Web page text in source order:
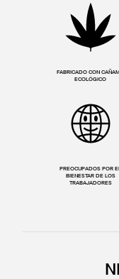
FABRICADO CON
ECOLÓGICO
PREOCUPADOS POR EL
BIENESTAR DE LOS
TRABAJADORES